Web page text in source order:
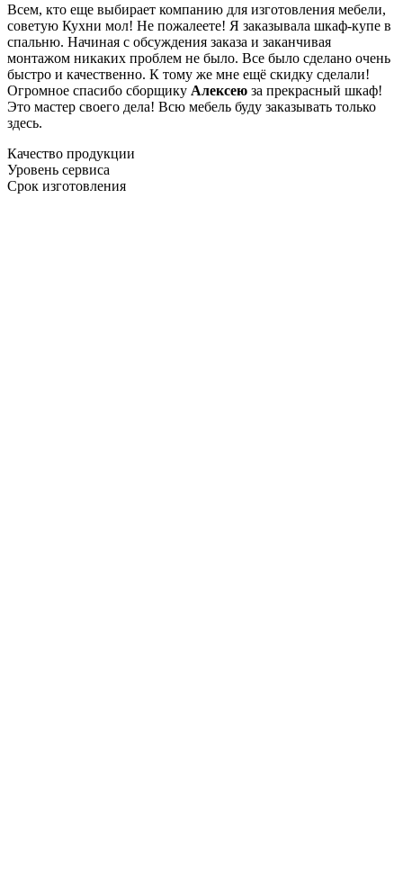
Всем, кто еще выбирает компанию для изготовления мебели,
советую Кухни мол! Не пожалеете! Я заказывала шкаф-купе в
спальню. Начиная с обсуждения заказа и заканчивая
монтажом никаких проблем не было. Все было сделано очень
быстро и качественно. К тому же мне ещё скидку сделали!
Огромное спасибо сборщику Алексею за прекрасный шкаф!
Это мастер своего дела! Всю мебель буду заказывать только
здесь.
Качество продукции
Уровень сервиса
Срок изготовления